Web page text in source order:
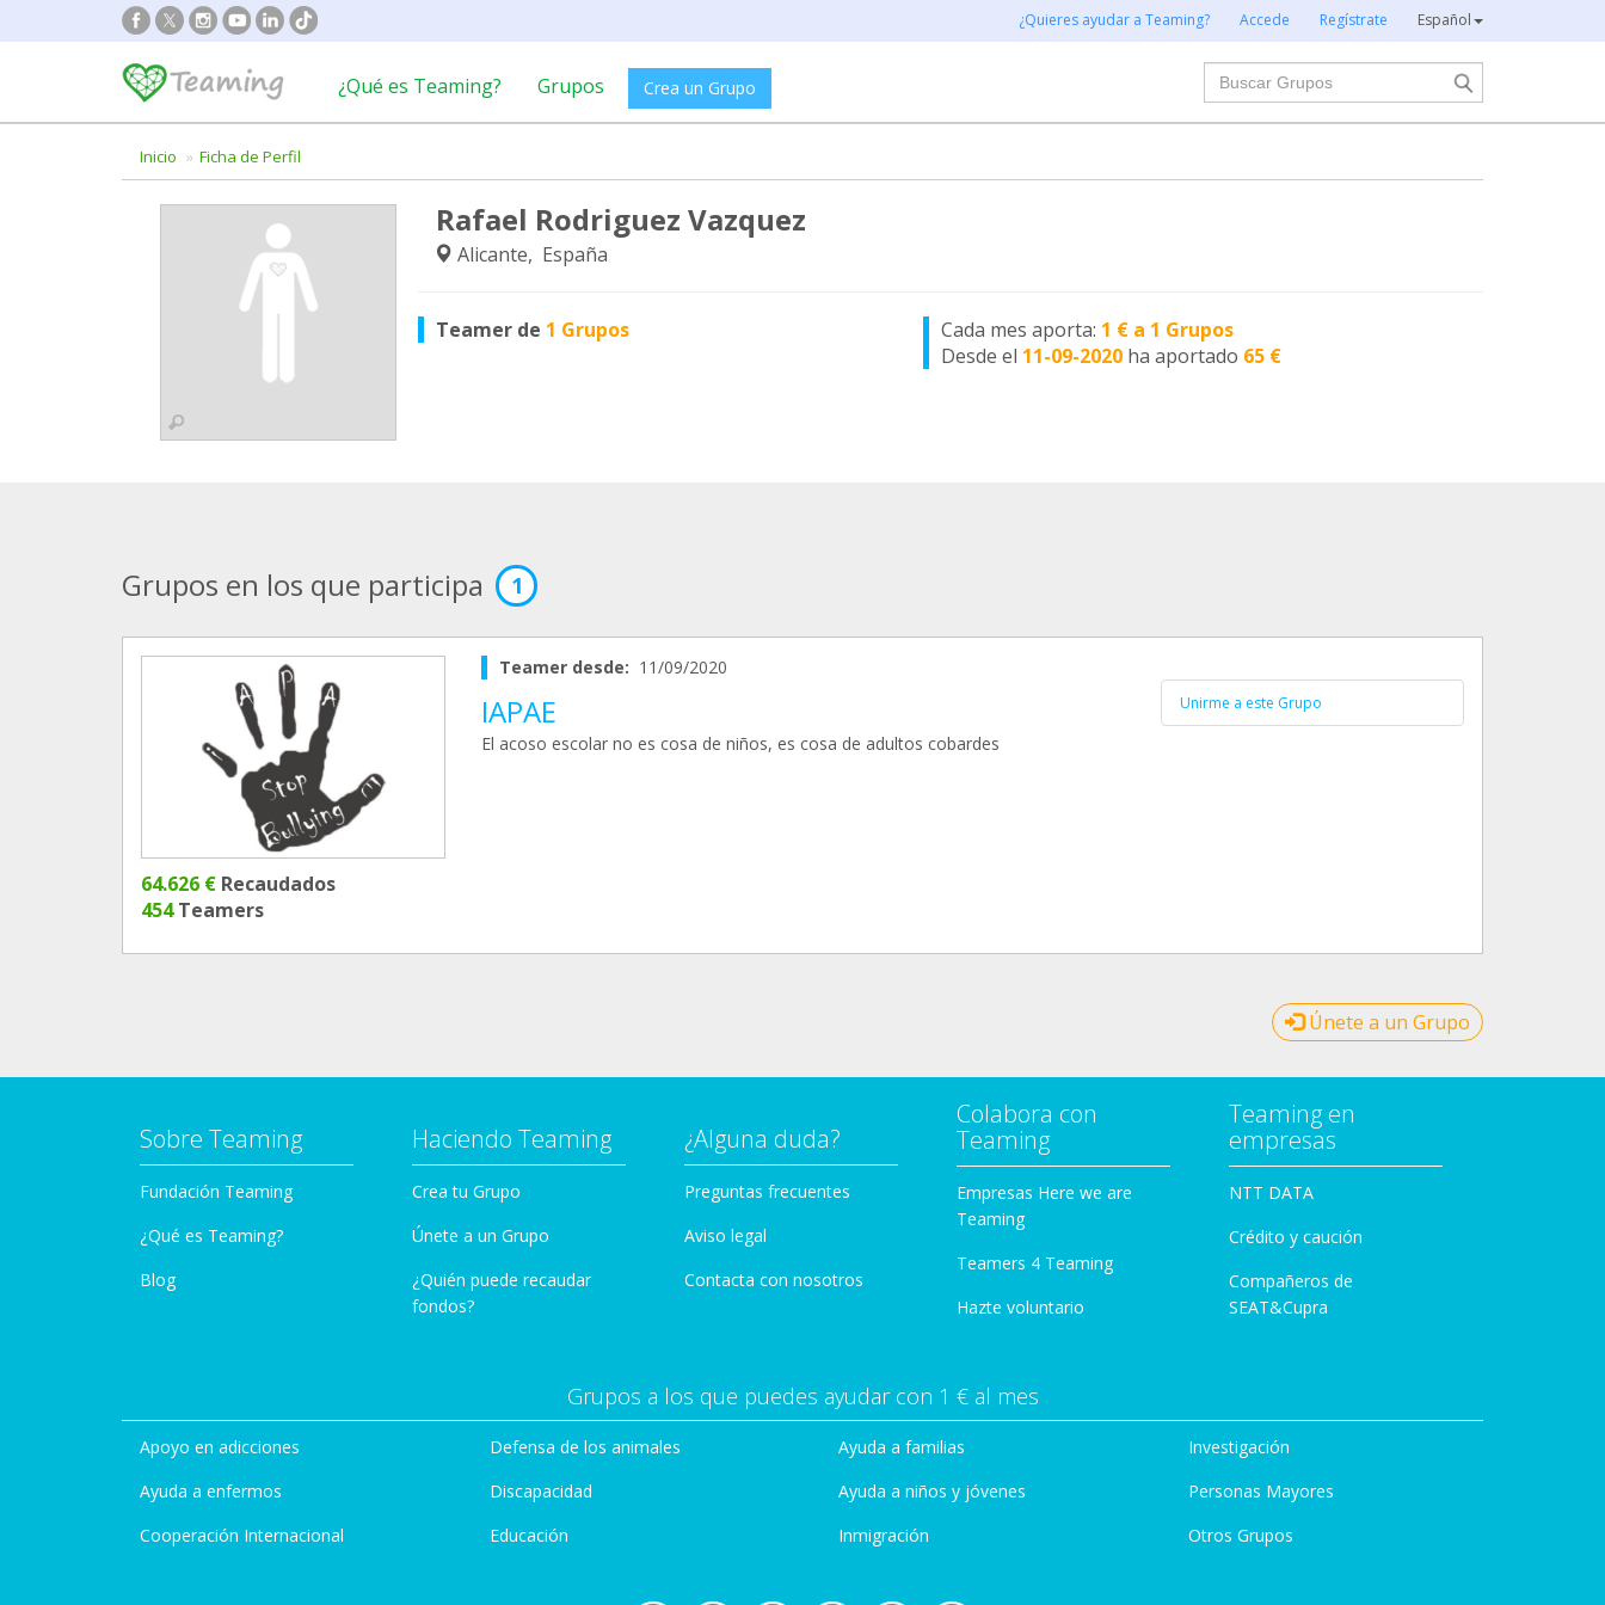
¿Quieres ayudar a Teaming? Accede Regístrate Español
¿Qué es Teaming? Grupos Crea un Grupo
Buscar
Inicio Ficha de Perfil
Rafael Rodriguez Vazquez
Alicante, España
Teamer de 1 Grupos Cada mes aporta: 1 € a 1 Grupos
Desde el 11-09-2020 ha aportado 65 €
Grupos en los que participa 1
64.626 € Recaudados
454Teamers
Teamer desde: 11/09/2020
IAPAE
El acoso escolar no es cosa de niños, es cosa de adultos cobardes
Unirme a este Grupo
Únete a un Grupo
Sobre Teaming
Fundación Teaming
¿Qué es Teaming?
Blog
Haciendo Teaming
Crea tu Grupo
Únete a un Grupo
¿Quién puede recaudar
fondos?
¿Alguna duda?
Preguntas frecuentes
Aviso legal
Contacta con nosotros
Colabora con
Teaming
Empresas Here we are
Teaming
Teamers 4 Teaming
Hazte voluntario
Teaming en
empresas
NTT DATA
Crédito y caución
Compañeros de
SEAT&Cupra
Grupos a los que puedes ayudar con 1 € al mes
Apoyo en adicciones
Ayuda a enfermos
Cooperación Internacional
Defensa de los animales
Discapacidad
Educación
Ayuda a familias
Ayuda a niños y jóvenes
Inmigración
Investigación
Personas Mayores
Otros Grupos